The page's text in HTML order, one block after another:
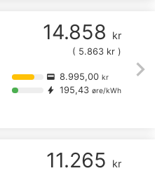
chevron_right
14.858 kr
( 5.863 kr )
credit_card 8.995,00 kr
bolt 195,43 øre/kWh
11.265 kr